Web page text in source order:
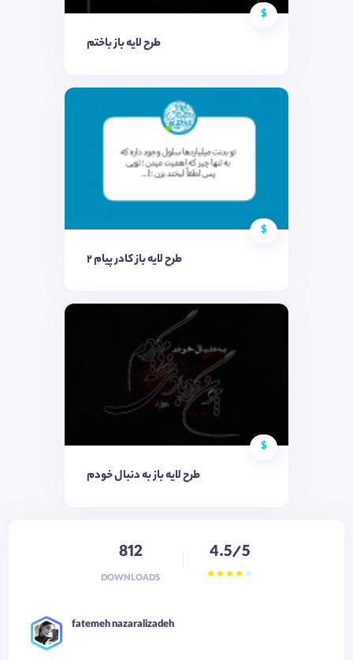
$
طرح لایه باز باختم
$
طرح لایه باز کادر پیام ۲
$
طرح لایه باز به دنبال خودم
812
DOWNLOADS
4.5/5
fatemeh nazaralizadeh